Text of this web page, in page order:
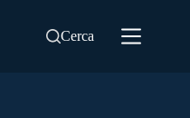
Cerca